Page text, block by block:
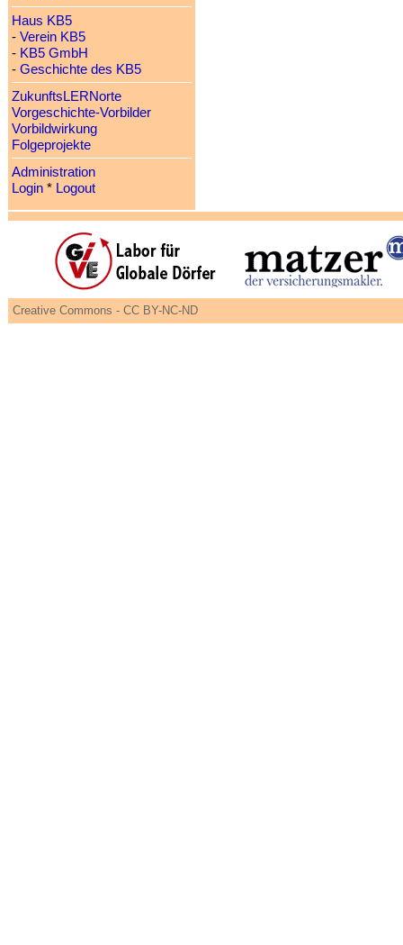
Haus KB5
- Verein KB5
- KB5 GmbH
- Geschichte des KB5
ZukunftsLERNorte
Vorgeschichte-Vorbilder
Vorbildwirkung
Folgeprojekte
Administration
Login* Logout
Creative Commons - CC BY-NC-ND